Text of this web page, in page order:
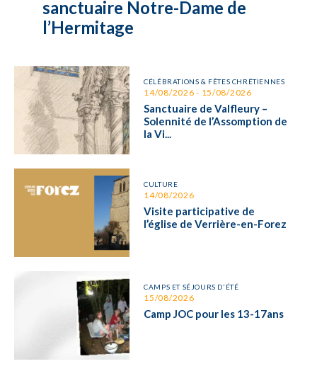
sanctuaire Notre-Dame de
l’Hermitage
CÉLÉBRATIONS & FÊTES CHRÉTIENNES
14/08/2026 - 15/08/2026
Sanctuaire de Valfleury –
Solennité de l’Assomption de
la Vi...
CULTURE
14/08/2026
Visite participative de
l’église de Verrière-en-Forez
CAMPS ET SÉJOURS D'ÉTÉ
15/08/2026
Camp JOC pour les 13-17ans